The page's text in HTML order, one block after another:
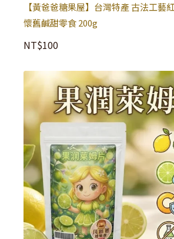
【黃爸爸糖果屋】台灣特產 古法工藝
懷舊鹹甜零食 200g
NT$100